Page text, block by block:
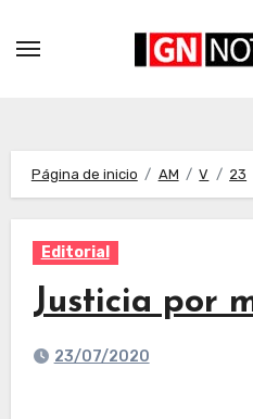
Página de inicio AM V 23
Editorial
Justicia por
23/07/2020